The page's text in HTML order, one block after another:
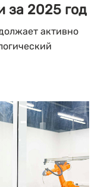
за 2025 год
активно